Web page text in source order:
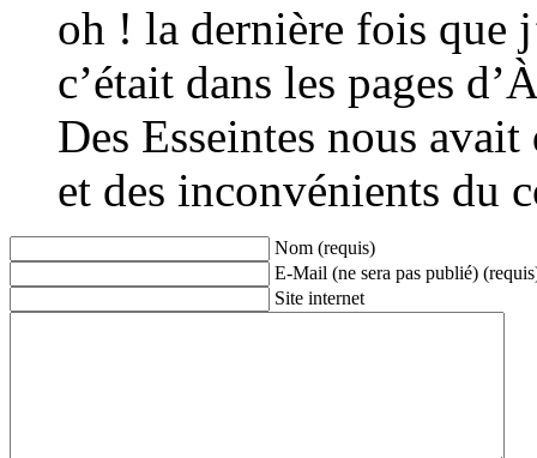
oh ! la dernière fois que
c’était dans les pages
Des Esseintes nous
et des inconvénients du
Nom (requis)
E-Mail (ne sera pas publié)
Site internet